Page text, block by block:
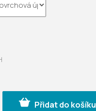
Přidat do košíku